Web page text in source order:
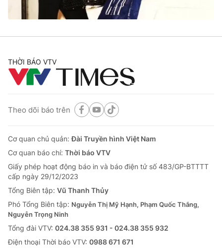
THỜI BÁO VTV
Theo dõi báo trên
Cơ quan chủ quản:Đài Truyền hình Việt Nam
Cơ quan báo chí: Thời báo VTV
Giấy phép hoạt động báo in và báo điện tử số 483/GP-BTTTT
cấp ngày 29/12/2023
Tổng Biên tập: Vũ Thanh Thủy
Phó Tổng Biên tập: Nguyễn Thị Mỹ Hạnh, Phạm Quốc Thắng,
Nguyễn Trọng Ninh
Tổng đài VTV: 024.38 355 931 - 024.38 355 932
Ðiện thoại Thời báo VTV: 0988 671 671